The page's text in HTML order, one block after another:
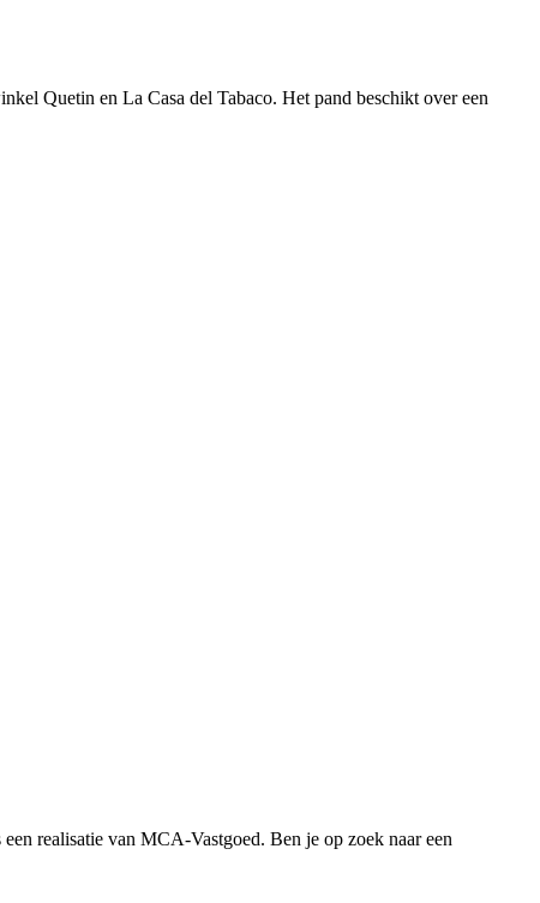
Quetin en La Casa del Tabaco. Het pand beschikt over een
realisatie van MCA-Vastgoed. Ben je op zoek naar een